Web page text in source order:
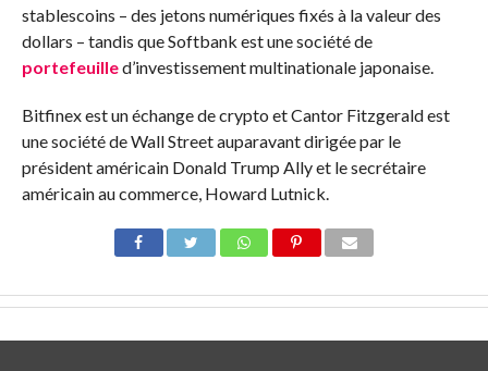
stablescoins – des jetons numériques fixés à la valeur des
dollars – tandis que Softbank est une société de
portefeuilled’investissement multinationale japonaise.
Bitfinex est un échange de crypto et Cantor Fitzgerald est
une société de Wall Street auparavant dirigée par le
président américain Donald Trump Ally et le secrétaire
américain au commerce, Howard Lutnick.